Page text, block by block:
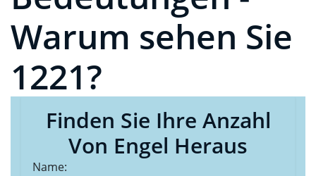
Warum sehen Sie
1221?
Finden Sie Ihre Anzahl
Von Engel Heraus
Name: